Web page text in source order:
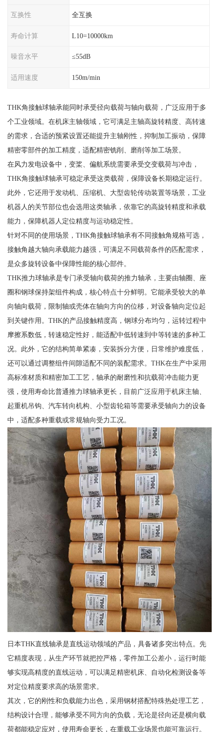
互换性 全互换
寿命计算 L10=10000km
噪音水平 ≤55dB
适用速度 150m/min
THK角接触球轴承能同时承受径向载荷与轴向载荷，广泛应用于多
个工业领域。在机床主轴领域，它可满足主轴高旋转精度、高转速
的需求，合适的预紧设置还能提升主轴刚性，抑制加工振动，保障
精密零部件的加工精度，适配精密铣削、磨削等加工场景。
在风力发电设备中，变桨、偏航系统需要承受交变载荷与冲击，
THK角接触球轴承可稳定承受这类载荷，保障设备长期稳定运行。
此外，它还用于发动机、压缩机、大型齿轮传动装置等场景，工业
机器人的关节部位也会选用这类轴承，依靠它的高旋转精度和承载
能力，保障机器人定位精度与运动稳定性。
针对不同的使用场景，THK角接触球轴承有不同接触角规格可选，
接触角越大轴向承载能力越强，可满足不同载荷条件的匹配需求，
是众多旋转设备中保障性能的核心部件。
THK推力球轴承是专门承受轴向载荷的推力轴承，主要由轴圈、座
圈和钢球保持架组件构成，核心特点十分鲜明。它能承受较大的单
向轴向载荷，限制轴或壳体在轴向方向的位移，对设备轴向定位起
到关键作用。THK的产品接触精度高，钢球分布均匀，运转过程中
摩擦系数低，转速稳定性好，能适配中低转速到中等转速的多种工
况。此外，它的结构简单紧凑，安装拆分方便，日常维护难度低，
还可以通过调整组件间隙适配不同的装配需求。THK在生产中采用
高标准材质和精密加工工艺，轴承的耐磨性和抗载荷冲击能力更
强，使用寿命比普通推力球轴承更长，目前广泛应用于机床主轴、
起重机吊钩、汽车转向机构、小型齿轮箱等需要承受轴向力的设备
中，适配多种重载或常规轴向受力工况。
日本THK直线轴承是直线运动领域的产品，具备诸多突出特点。先
它精度表现，从生产环节就把控严格，零件加工公差小，运行时能
够实现高精度的直线运动，可以满足精密机床、自动化检测设备等
对定位精度要求高的场景需求。
其次，它的刚性和负载能力出色，采用钢材搭配特殊热处理工艺，
结构设计合理，能够承受不同方向的负载，无论是径向还是横向载
荷都能稳定应对，使用寿命更长，在重载工业场景也能可靠运行。